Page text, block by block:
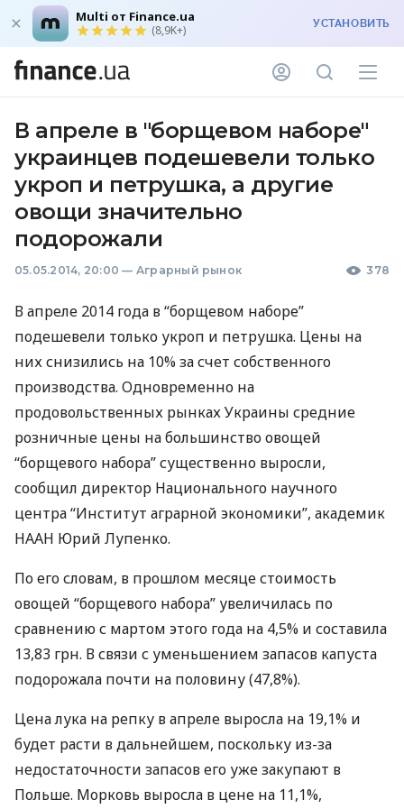
Multi от Finance.ua
(8,9K+) УСТАНОВИТЬ
В апреле в "борщевом наборе"
украинцев подешевели только
укроп и петрушка, а другие
овощи значительно
подорожали
05.05.2014, 20:00 — Аграрный рынок 378
В апреле 2014 года в “борщевом наборе”
подешевели только укроп и петрушка. Цены на
них снизились на 10% за счет собственного
производства. Одновременно на
продовольственных рынках Украины средние
розничные цены на большинство овощей
“борщевого набора” существенно выросли,
сообщил директор Национального научного
центра “Институт аграрной экономики”, академик
НААН Юрий Лупенко.
По его словам, в прошлом месяце стоимость
овощей “борщевого набора” увеличилась по
сравнению с мартом этого года на 4,5% и составила
13,83 грн. В связи с уменьшением запасов капуста
подорожала почти на половину (47,8%).
Цена лука на репку в апреле выросла на 19,1% и
будет расти в дальнейшем, поскольку из-за
недостаточности запасов его уже закупают в
Польше. Морковь выросла в цене на 11,1%,